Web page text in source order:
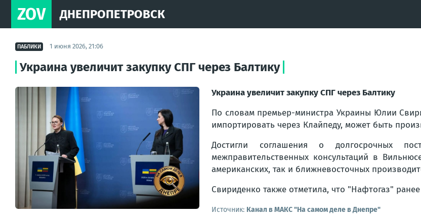
ZOV ДНЕПРОПЕТРОВСК
ПАБЛИКИ 1 июня 2026, 21:06
Украина увеличит закупку СПГ через Балтику
Украина увеличит закупку СПГ через Балтику
По словам премьер-министра Украины Юлии
импортировать через Клайпеду, может быть
Достигли соглашения о долгосрочных
межправительственных консультаций в
американских, так и ближневосточных
Свириденко также отметила, что "Нафтогаз"
Источник: Канал в МАКС "На самом деле в Днепре"